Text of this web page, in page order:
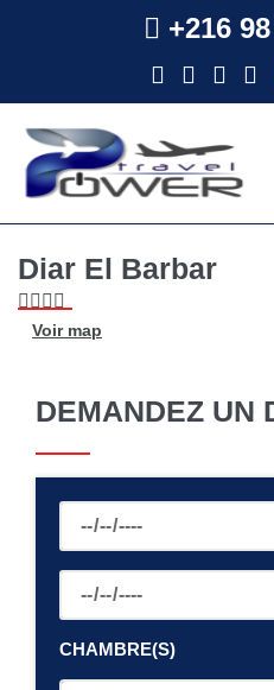
+216
Diar El Barbar
Voir map
DEMANDEZ UN
CHAMBRE(S)